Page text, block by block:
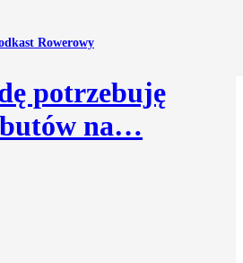
Rowerowy
potrzebuję
na…